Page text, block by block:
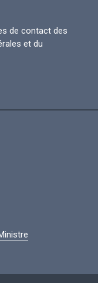
de contact des
et du